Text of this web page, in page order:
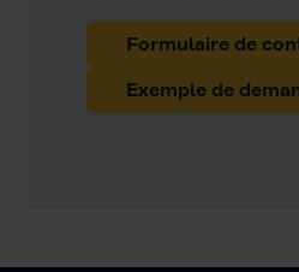
Formulaire de
Exemple de